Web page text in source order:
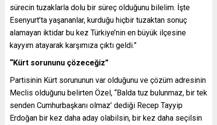
sürecin tuzaklarla dolu bir süreç olduğunu bilelim. İşte
Esenyurt’ta yaşananlar, kurduğu hiçbir tuzaktan sonuç
alamayan iktidar bu kez Türkiye’nin en büyük ilçesine
kayyım atayarak karşımıza çıktı geldi.”
“Kürt sorununu çözeceğiz”
Partisinin Kürt sorununun var olduğunu ve çözüm adresinin
Meclis olduğunu belirten Özel, “Balda tuz bulunmaz, bir tek
senden Cumhurbaşkanı olmaz’ dediği Recep Tayyip
Erdoğan bir kez daha aday olabilsin, bir kez daha seçilsin